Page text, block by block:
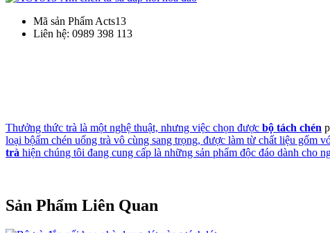
Mã sản Phẩm Acts13
Liên hệ: 0989 398 113
Thưởng thức trà là một nghệ thuật, nhưng việc chọn được bộ tách chén
loại bộấm chén uống trà vô cùng sang trọng, được làm từ chất liệu gốm
trà hiện chúng tôi đang cung cấp là những sản phẩm độc đáo dành cho
Sản Phẩm Liên Quan